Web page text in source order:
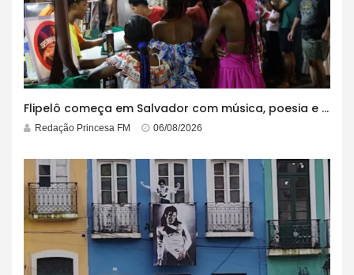
Flipelô começa em Salvador com música, poesia e grande participação
Redação Princesa FM 06/08/2026